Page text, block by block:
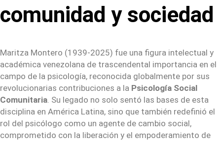
comunidad y sociedad
Maritza Montero (1939-2025) fue una figura intelectual y
académica venezolana de trascendental importancia en el
campo de la psicología, reconocida globalmente por sus
revolucionarias contribuciones a la Psicología Social
Comunitaria. Su legado no solo sentó las bases de esta
disciplina en América Latina, sino que también redefinió el
rol del psicólogo como un agente de cambio social,
comprometido con la liberación y el empoderamiento de